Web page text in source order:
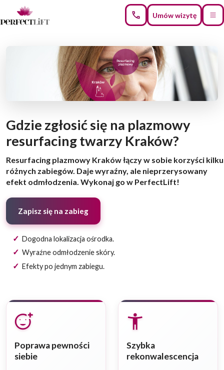
Umów wizytę
Gdzie zgłosić się na plazmowy
resurfacing twarzy Kraków?
Resurfacing plazmowy Kraków łączy w sobie korzyści kilku
różnych zabiegów. Daje wyraźny, ale nieprzerysowany
efekt odmłodzenia. Wykonaj go w PerfectLift!
Zapisz się na zabieg
Dogodna lokalizacja ośrodka.
Wyraźne odmłodzenie skóry.
Efekty po jednym zabiegu.
add_reaction
Poprawa pewności
siebie
accessibility_new
Szybka
rekonwalescencja